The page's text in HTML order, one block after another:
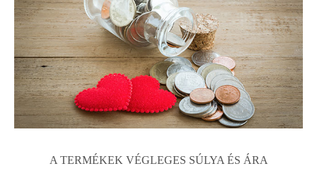
A TERMÉKEK VÉGLEGES SÚLYA ÉS ÁRA